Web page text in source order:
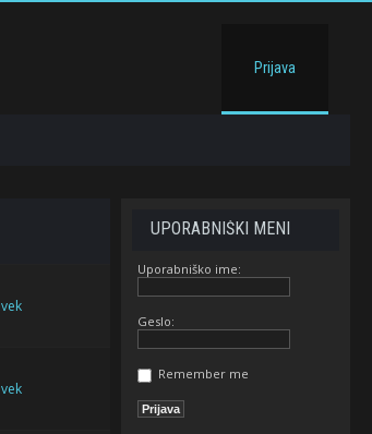
Prijava
UPORABNIŠKI MENI
Uporabniško ime:
Geslo:
Remember me